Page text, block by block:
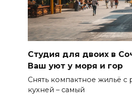
Студия для двоих в
Ваш уют у моря и гор
Снять компактное жильё с
кухней – самый